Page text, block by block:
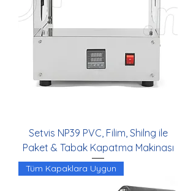
Setvis NP39 PVC, Filim, Shilng ile
Paket & Tabak Kapatma Makinası
Tüm Kapaklara Uygun